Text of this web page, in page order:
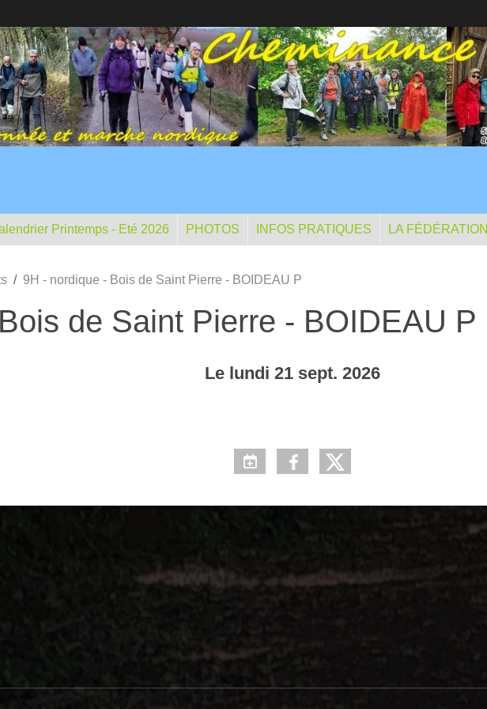
Printemps - Eté 2026 PHOTOS INFOS PRATIQUES LA FÉDÉRATION
9H - nordique - Bois de Saint Pierre - BOIDEAU P
de Saint Pierre - BOIDEAU P
Le lundi 21 sept. 2026